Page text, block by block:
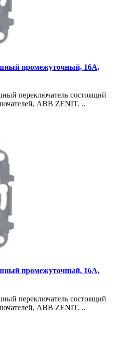
промежуточный, 16А,
переключатель состоящий
ABB ZENIT. ..
промежуточный, 16А,
переключатель состоящий
ABB ZENIT. ..